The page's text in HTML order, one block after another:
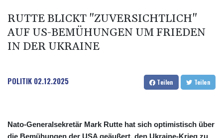
RUTTE BLICKT "ZUVERSICHTLICH"
AUF US-BEMÜHUNGEN UM FRIEDEN
IN DER UKRAINE
POLITIK 02.12.2025 Teilen Teilen
Nato-Generalsekretär Mark Rutte hat sich optimistisch über
die Bemühungen der USA geäußert, den Ukraine-Krieg zu